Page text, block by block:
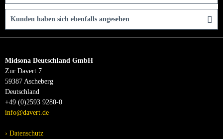
Kunden haben sich ebenfalls angesehen
Midsona Deutschland GmbH
Zur Davert 7
59387 Ascheberg
Deutschland
+49 (0)2593 9280-0
info@davert.de
Datenschutz